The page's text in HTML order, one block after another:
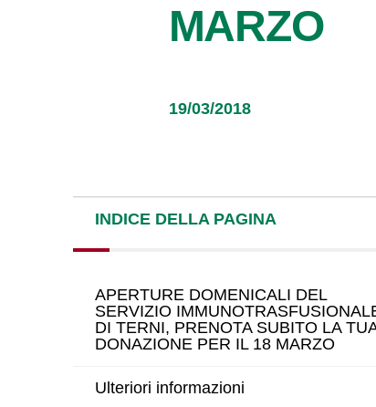
MARZO
19/03/2018
INDICE DELLA PAGINA
APERTURE DOMENICALI DEL
SERVIZIO
DI TERNI, PRENOTA SUBITO LA
DONAZIONE PER IL 18 MARZO
Ulteriori informazioni